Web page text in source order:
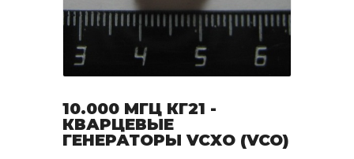
10.000 МГЦ КГ21 -
КВАРЦЕВЫЕ
ГЕНЕРАТОРЫ VCXO (VCO)